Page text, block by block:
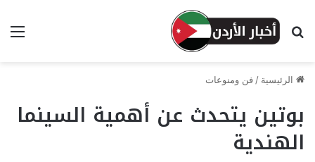
بحث عن
الرئيسية / فن ومنوعات
بوتين يتحدث عن أهمية السينما
الهندية